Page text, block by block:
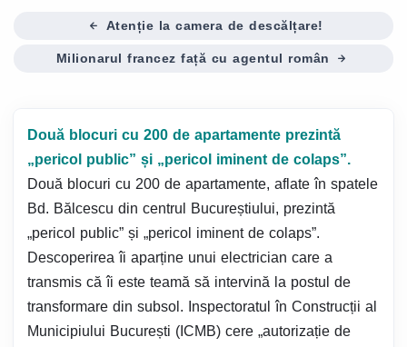
Atenție la camera de descălțare!
Milionarul francez față cu agentul român
Două blocuri cu 200 de apartamente prezintă
„pericol public” și „pericol iminent de colaps”.
Două blocuri cu 200 de apartamente, aflate în spatele
Bd. Bălcescu din centrul Bucureștiului, prezintă
„pericol public” și „pericol iminent de colaps”.
Descoperirea îi aparține unui electrician care a
transmis că îi este teamă să intervină la postul de
transformare din subsol. Inspectoratul în Construcții al
Municipiului București (ICMB) cere „autorizație de